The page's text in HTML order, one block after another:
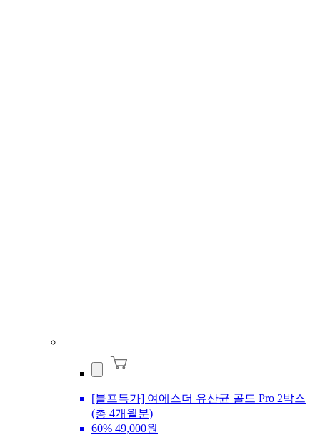
[블프특가] 여에스더 유산균 골드 Pro 2박스
(총 4개월분)
60% 49,000원